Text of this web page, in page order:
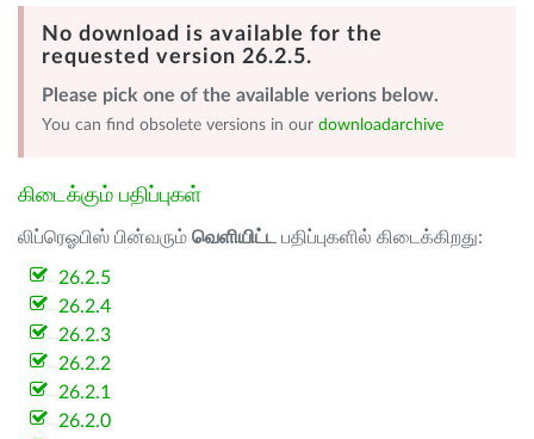
No download is available for the
requested version 26.2.5.
Please pick one of the available verions below.
You can find obsolete versions in our downloadarchive
கிடைக்கும் பதிப்புகள்
லிப்ரெஓபிஸ் பின்வரும் வெளியிட்ட பதிப்புகளில் கிடைக்கிறது:
26.2.5
26.2.4
26.2.3
26.2.2
26.2.1
26.2.0